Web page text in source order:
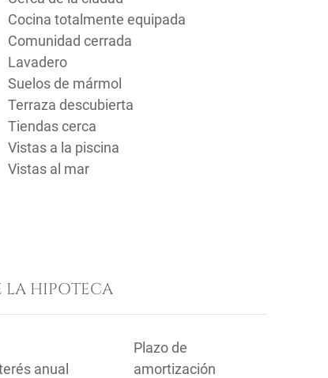
Cocina totalmente equipada
Comunidad cerrada
Lavadero
Suelos de mármol
Terraza descubierta
Tiendas cerca
Vistas a la piscina
Vistas al mar
HIPOTECA
anual
Plazo de
amortización